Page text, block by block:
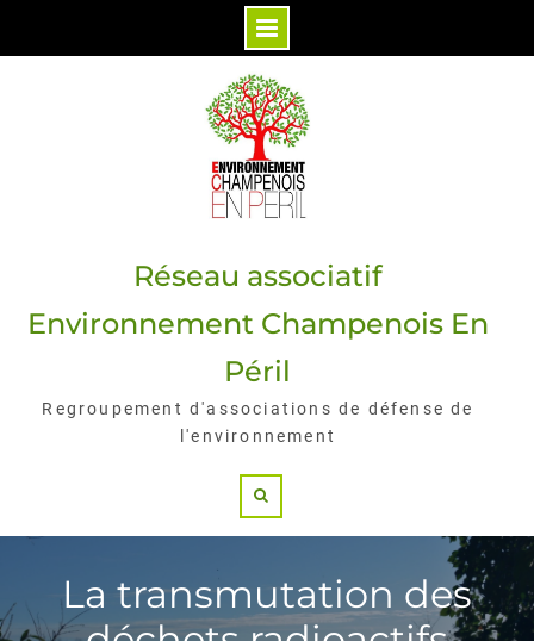
Réseau associatif
Environnement Champenois En
Péril
Regroupement d'associations de défense de
l'environnement
La transmutation des